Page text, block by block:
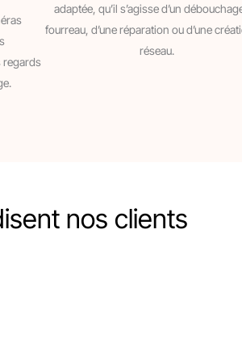
regards
adaptée, qu’il s’agisse d’un
fourreau, d’une réparation ou d’une
réseau.
nos clients